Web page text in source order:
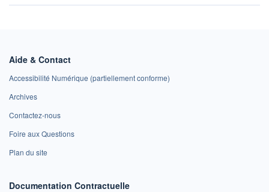
Aide & Contact
Accessibilité Numérique (partiellement conforme)
Archives
Contactez-nous
Foire aux Questions
Plan du site
Documentation Contractuelle